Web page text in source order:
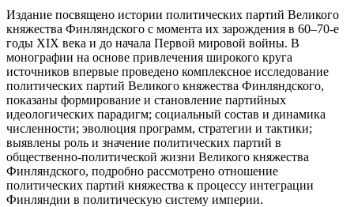
Издание посвящено истории политических партий Великого
княжества Финляндского с момента их зарождения в 60–70-е
годы XIX века и до начала Первой мировой войны. В
монографии на основе привлечения широкого круга
источников впервые проведено комплексное исследование
политических партий Великого княжества Финляндского,
показаны формирование и становление партийных
идеологических парадигм; социальный состав и динамика
численности; эволюция программ, стратегии и тактики;
выявлены роль и значение политических партий в
общественно-политической жизни Великого княжества
Финляндского, подробно рассмотрено отношение
политических партий княжества к процессу интеграции
Финляндии в политическую систему империи.